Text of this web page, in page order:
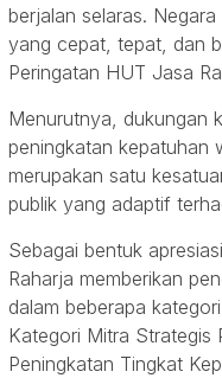
berjalan selaras.
yang cepat, tepat, dan
Peringatan HUT Jasa
Menurutnya, dukungan
peningkatan kepatuhan
merupakan satu
publik yang adaptif
Sebagai bentuk
Raharja memberikan
dalam beberapa
Kategori Mitra Strategis
Peningkatan Tingkat